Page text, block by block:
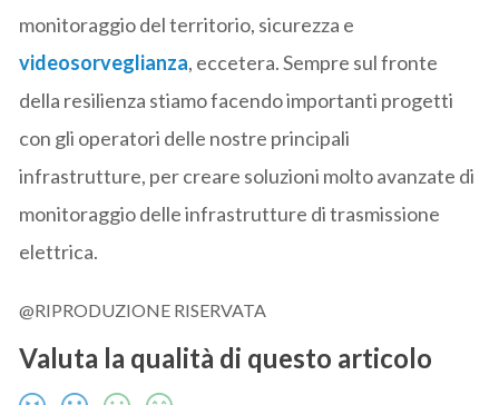
monitoraggio del territorio, sicurezza e
videosorveglianza, eccetera. Sempre sul fronte
della resilienza stiamo facendo importanti progetti
con gli operatori delle nostre principali
infrastrutture, per creare soluzioni molto avanzate di
monitoraggio delle infrastrutture di trasmissione
elettrica.
@RIPRODUZIONE RISERVATA
Valuta la qualità di questo articolo